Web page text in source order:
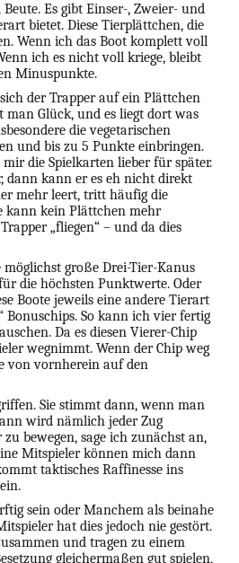
Es gibt Einser-, Zweier- und
bietet. Diese Tierplättchen, die
Wenn ich das Boot komplett voll
ich es nicht voll kriege, bleibt
Minuspunkte.
der Trapper auf ein Plättchen
Glück, und es liegt dort was
die vegetarischen
und bis zu 5 Punkte einbringen.
die Spielkarten lieber für später.
dann kann er es eh nicht direkt
mehr leert, tritt häufig die
kann kein Plättchen mehr
„fliegen“ – und da dies
große Drei-Tier-Kanus
die höchsten Punktwerte. Oder
Boote jeweils eine andere Tierart
So kann ich vier fertig
Da es diesen Vierer-Chip
wegnimmt. Wenn der Chip weg
von vornherein auf den
Sie stimmt dann, wenn man
wird nämlich jeder Zug
bewegen, sage ich zunächst an,
Mitspieler können mich dann
taktisches Raffinesse ins
sein oder Manchem als beinahe
hat dies jedoch nie gestört.
und tragen zu einem
gleichermaßen gut spielen,